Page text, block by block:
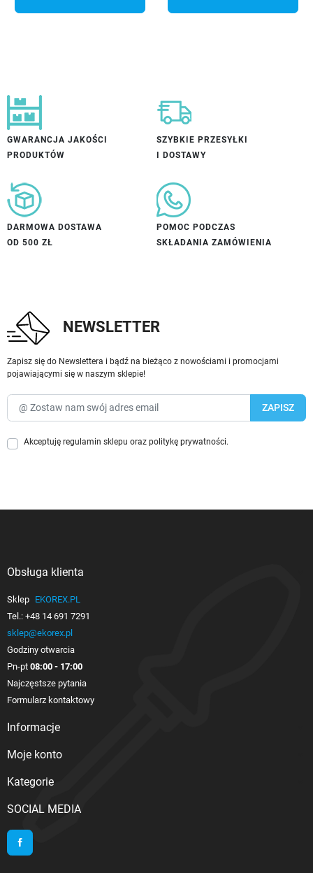
GWARANCJA JAKOŚCI
PRODUKTÓW
SZYBKIE PRZESYŁKI
I DOSTAWY
DARMOWA DOSTAWA
OD 500 ZŁ
POMOC PODCZAS
SKŁADANIA ZAMÓWIENIA
NEWSLETTER
Zapisz się do Newslettera i bądź na bieżąco z nowościami i promocjami
pojawiającymi się w naszym sklepie!
Akceptuję regulamin sklepu oraz politykę prywatności.
Obsługa klienta
Sklep EKOREX.PL
Tel.: +48 14 691 7291
sklep@ekorex.pl
Godziny otwarcia
Pn-pt 08:00 - 17:00
Najczęstsze pytania
Formularz kontaktowy
Informacje
Moje konto
Kategorie
SOCIAL MEDIA
Facebook